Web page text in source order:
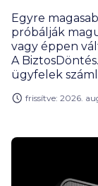
Egyre
próbálják
vagy éppen
A
ügyfelek
költségek is
frissítve: 2026.